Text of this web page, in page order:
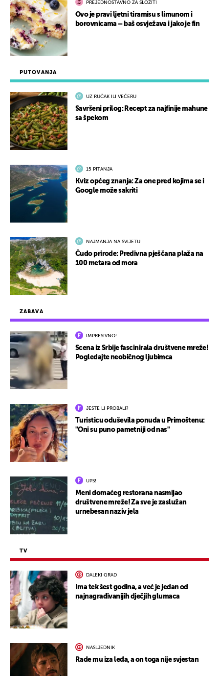
ZABAVA
IMPRESIVNO!
Scena iz Srbije fascinirala društvene mreže!
Pogledajte neobičnog ljubimca
JESTE LI PROBALI?
Turisticu oduševila ponuda u Primoštenu:
"Oni su puno pametniji od nas"
UPS!
Meni domaćeg restorana nasmijao
društvene mreže! Za sve je zaslužan
urnebesan naziv jela
TV
DALEKI GRAD
Ima tek šest godina, a već je jedan od
najnagrađivanijih dječjih glumaca
NASLJEDNIK
Rade mu iza leđa, a on toga nije svjestan
PUTOVANJA
UZ RUČAK ILI VEČERU
Savršeni prilog: Recept za najfinije mahune
sa špekom
15 PITANJA
Kviz općeg znanja: Za one pred kojima se i
Google može sakriti
NAJMANJA NA SVIJETU
Čudo prirode: Predivna pješčana plaža na
100 metara od mora
PREJEDNOSTAVNO ZA SLOŽITI
Ovo je pravi ljetni tiramisu s limunom i
borovnicama – baš osvježava i jako je fin